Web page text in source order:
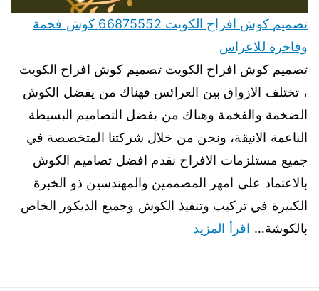
تصميم كوش افراح الكويت 66875552 كوش فخمة
وفاخرة للاعراس
تصميم كوش افراح الكويت تصميم كوش افراح الكويت
، تختلف الازواق بين العرائس فهناك من يفضل الكوش
الضخمة والفخمة وهناك من يفضل التصاميم البسيطة
الناعمة الانيقة، ونحن من خلال شركتنا المتخصصة في
جميع مستلزمات الافراح نقدم افضل تصاميم الكوش
بالاعتماد على امهر المصممين والمهندسين ذو الخبرة
الكبيرة في تركيب وتنفيذ الكوش وجميع الديكور الخاص
بالكوشة… اقرأ المزيد